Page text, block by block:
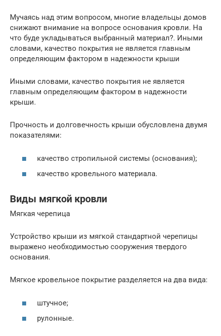
Мучаясь над этим вопросом, многие владельцы домов
снижают внимание на вопросе основания кровли. На
что буде укладываться выбранный материал?. Иными
словами, качество покрытия не является главным
определяющим фактором в надежности крыши
Иными словами, качество покрытия не является
главным определяющим фактором в надежности
крыши.
Прочность и долговечность крыши обусловлена двумя
показателями:
качество стропильной системы (основания);
качество кровельного материала.
Виды мягкой кровли
Мягкая черепица
Устройство крыши из мягкой стандартной черепицы
выражено необходимостью сооружения твердого
основания.
Мягкое кровельное покрытие разделяется на два вида:
штучное;
рулонные.